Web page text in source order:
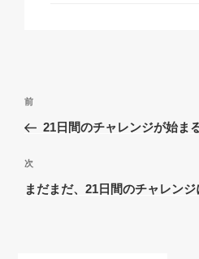
投
ナ
ビ
ゲ
過
去
投
稿
前
21日間のチャレンジが始ま
次
の
次
まだまだ、21日間のチャレンジ